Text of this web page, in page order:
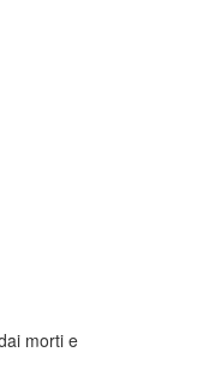
morti e